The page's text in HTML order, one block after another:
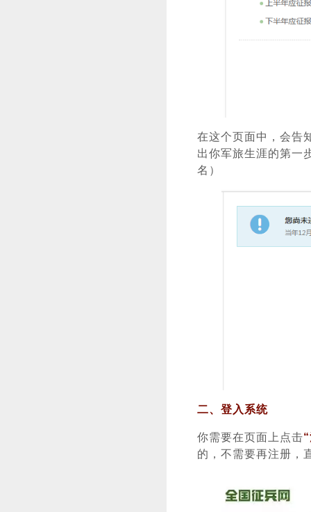
在这个页面中，会告
出你军旅生涯的第一
名）
二、登入系统
你需要在页面上点击
的，不需要再注册，